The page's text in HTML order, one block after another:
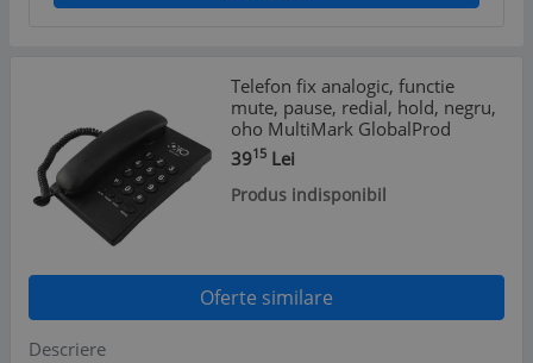
Telefon fix analogic, functie
mute, pause, redial, hold, negru,
oho MultiMark GlobalProd
3915 Lei
Produs indisponibil
Oferte similare
Descriere